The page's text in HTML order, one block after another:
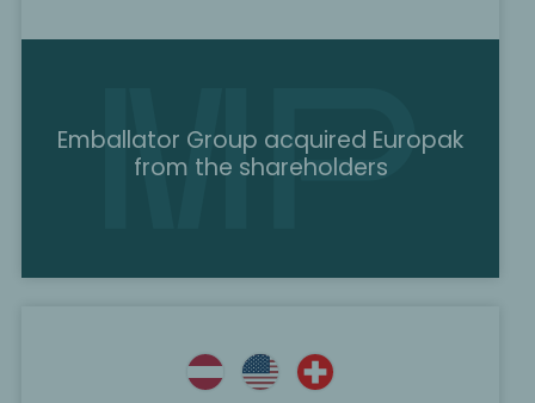
Emballator Group acquired Europak
from the shareholders